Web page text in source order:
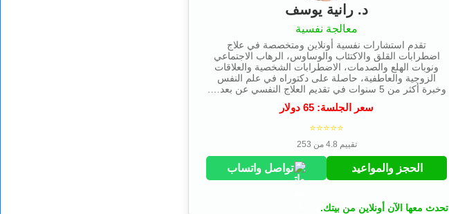
د. رانية يوسف
معالجة نفسية
تقدم استشارات نفسية أونلاين ومتخصصة في علاج
اضطرابات القلق والاكتئاب والوساوس، الرهاب الاجتماعي
ونوبات الهلع والصدمات، الاضطرابات الشخصية والعلاقات
الزوجية والعاطفية، حاصلة على دكتوراه في علم النفس
وخبرة أكثر من 5 سنوات في تقديم العلاج النفسي عن بعد….
سعر الجلسة: 65 دولار
⭐⭐⭐⭐⭐
تقييم 4.8 من 253
الحجز والمواعيد تواصل واتساب
تحدث معها الآن أونلاين من بيتك.